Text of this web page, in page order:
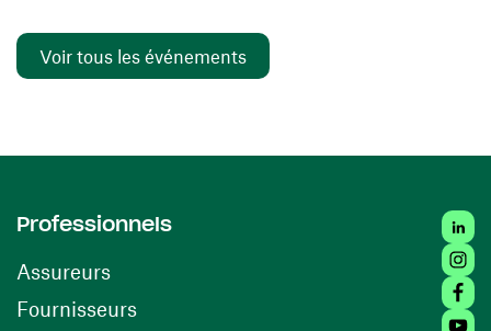
Voir tous les événements
Professionnels
Assureurs
Fournisseurs(ouvre une nouvelle fenêtre)